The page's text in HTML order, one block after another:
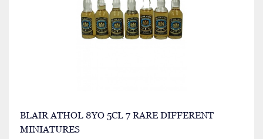
BLAIR ATHOL 8YO 5CL 7 RARE DIFFERENT
MINIATURES